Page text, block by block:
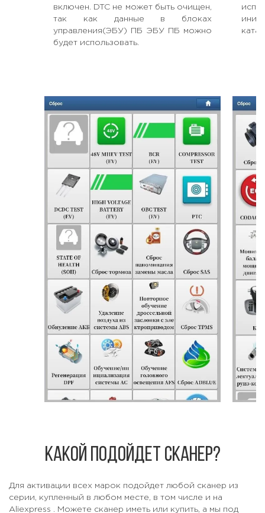
включен. DTC не может быть очищен,
так как данные в блоках
управления(ЭБУ) ПБ ЭБУ ПБ можно
будет использовать.
Какой подойдет сканер?
Для активации всех марок подойдет любой сканер из
серии, купленный в любом месте, в том числе и на
Aliexpress
. Можете сканер иметь или купить, а мы под